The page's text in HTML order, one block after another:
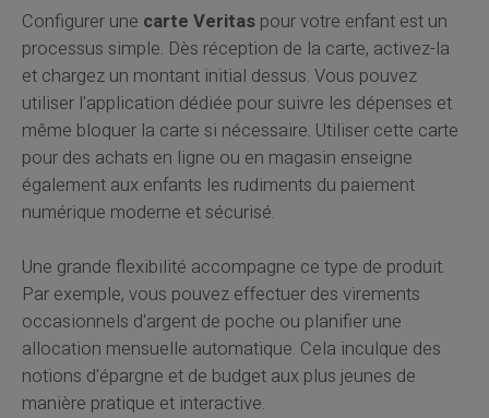
Configurer une carte Veritaspour votre enfant est un
processus simple. Dès réception de la carte, activez-la
et chargez un montant initial dessus. Vous pouvez
utiliser l'application dédiée pour suivre les dépenses et
même bloquer la carte si nécessaire. Utiliser cette carte
pour des achats en ligne ou en magasin enseigne
également aux enfants les rudiments du paiement
numérique moderne et sécurisé.
Une grande flexibilité accompagne ce type de produit.
Par exemple, vous pouvez effectuer des virements
occasionnels d'argent de poche ou planifier une
allocation mensuelle automatique. Cela inculque des
notions d'épargne et de budget aux plus jeunes de
manière pratique et interactive.